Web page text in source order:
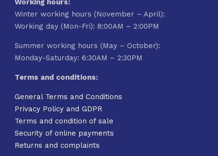
Working hours:
Winter working hours (November – April):
Working day (Mon-Fri): 8:00AM – 2:00PM
Summer working hours (May – October):
Monday-Saturday: 6:30AM – 2:30PM
Terms and conditions:
General Terms and Conditions
Privacy Policy and GDPR
Terms and condition of sale
Security of online payments
Returns and complaints